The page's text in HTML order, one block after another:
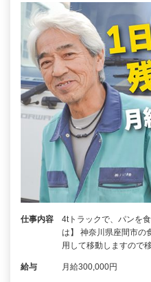
仕事内容
4tトラックで、パンを
は】 神奈川県座間市の
用して移動しますので
給与 月給300,000円